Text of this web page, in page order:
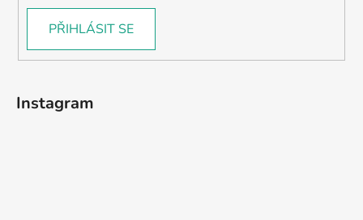
PŘIHLÁSIT SE
Instagram